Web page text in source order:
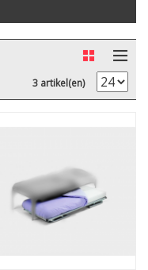
3 artikel(en)